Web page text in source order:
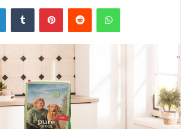
LinkedinTumblr PinterestReddit WhatsApp